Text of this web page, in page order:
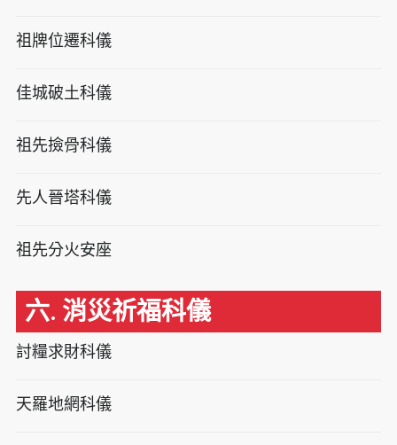
祖牌位遷科儀
佳城破土科儀
祖先撿骨科儀
先人晉塔科儀
祖先分火安座
六. 消災祈福科儀
討糧求財科儀
天羅地網科儀